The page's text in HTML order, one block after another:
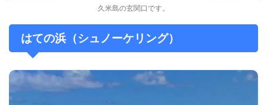
久米島の玄関口です。
はての浜（シュノーケリング）